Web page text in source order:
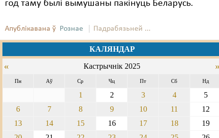
год таму былі вымушаны пакінуць Беларусь.
Апублікавана ў Рознае Падрабязьней ...
КАЛЯНДАР
« Кастрычнік 2025
Пн Аў Ср Чц Пт Сб Нд
1 2 3 4
5
6
7 8 9 10 11
12
13
14 15 16 17 18
19